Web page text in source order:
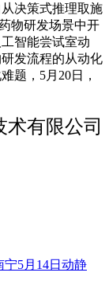
决策式推理取施
物研发场景中开
智能尝试室动
发流程的从动化
题，5月20日，
有限公司
宁5月14日动静